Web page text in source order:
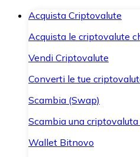
Acquista Criptovalute
Acquista le criptovalute
Vendi Criptovalute
Converti le tue
Scambia (Swap)
Scambia una
Wallet Bitnovo